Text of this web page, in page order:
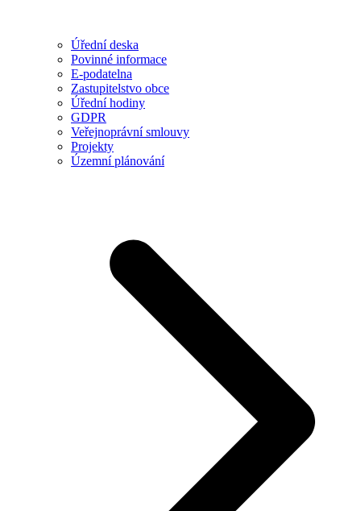
Úřední deska
Povinné informace
E-podatelna
Zastupitelstvo obce
Úřední hodiny
GDPR
Veřejnoprávní smlouvy
Projekty
Územní plánování